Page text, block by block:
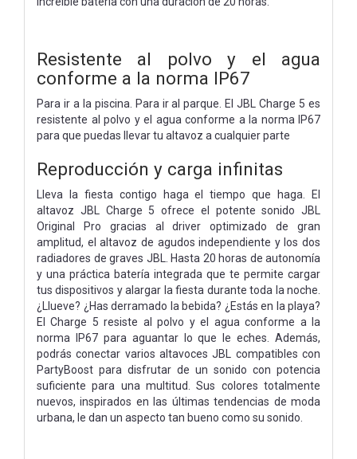
Resistente al polvo y el agua
conforme a la norma IP67
Para ir a la piscina. Para ir al parque. El JBL Charge 5 es
resistente al polvo y el agua conforme a la norma IP67
para que puedas llevar tu altavoz a cualquier parte
Reproducción y carga infinitas
Lleva la fiesta contigo haga el tiempo que haga. El
altavoz JBL Charge 5 ofrece el potente sonido JBL
Original Pro gracias al driver optimizado de gran
amplitud, el altavoz de agudos independiente y los dos
radiadores de graves JBL. Hasta 20 horas de autonomía
y una práctica batería integrada que te permite cargar
tus dispositivos y alargar la fiesta durante toda la noche.
¿Llueve? ¿Has derramado la bebida? ¿Estás en la playa?
El Charge 5 resiste al polvo y el agua conforme a la
norma IP67 para aguantar lo que le eches. Además,
podrás conectar varios altavoces JBL compatibles con
PartyBoost para disfrutar de un sonido con potencia
suficiente para una multitud. Sus colores totalmente
nuevos, inspirados en las últimas tendencias de moda
urbana, le dan un aspecto tan bueno como su sonido.